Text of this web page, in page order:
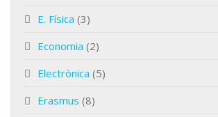
E. Física (3)
Economia (2)
Electrònica (5)
Erasmus (8)